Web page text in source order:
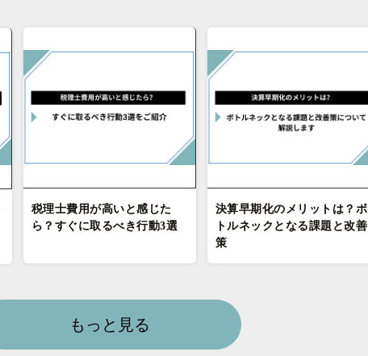
税理士費用が高いと感じた
ら？すぐに取るべき行動3選
決算早期化のメリットは？ボ
トルネックとなる課題と改善
策
もっと見る